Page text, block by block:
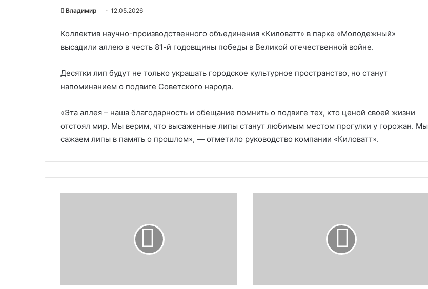
Владимир 12.05.2026
Коллектив научно-производственного объединения «Киловатт» в парке «Молодежный»
высадили аллею в честь 81-й годовщины победы в Великой отечественной войне.
Десятки лип будут не только украшать городское культурное пространство, но станут
напоминанием о подвиге Советского народа.
«Эта аллея – наша благодарность и обещание помнить о подвиге тех, кто ценой своей жизни
отстоял мир. Мы верим, что высаженные липы станут любимым местом прогулки у горожан. Мы
сажаем липы в память о прошлом», — отметило руководство компании «Киловатт».